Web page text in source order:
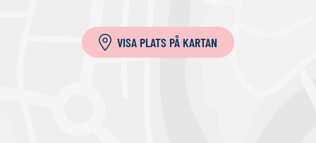
l
VISA PLATS PÅ KARTAN